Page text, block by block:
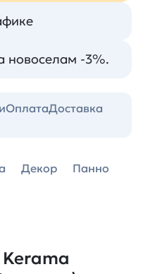
новоселам -3%.
ОплатаДоставка
Декор
Панно